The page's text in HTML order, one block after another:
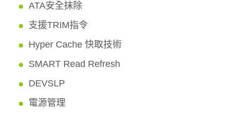
ATA安全抹除
支援TRIM指令
Hyper Cache 快取技術
SMART Read Refresh
DEVSLP
電源管理